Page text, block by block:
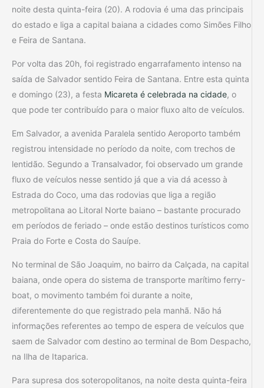
noite desta quinta-feira (20). A rodovia é uma das principais
do estado e liga a capital baiana a cidades como Simões Filho
e Feira de Santana.
Por volta das 20h, foi registrado engarrafamento intenso na
saída de Salvador sentido Feira de Santana. Entre esta quinta
e domingo (23), a festa Micareta é celebrada na cidade, o
que pode ter contribuído para o maior fluxo alto de veículos.
Em Salvador, a avenida Paralela sentido Aeroporto também
registrou intensidade no período da noite, com trechos de
lentidão. Segundo a Transalvador, foi observado um grande
fluxo de veículos nesse sentido já que a via dá acesso à
Estrada do Coco, uma das rodovias que liga a região
metropolitana ao Litoral Norte baiano – bastante procurado
em períodos de feriado – onde estão destinos turísticos como
Praia do Forte e Costa do Sauípe.
No terminal de São Joaquim, no bairro da Calçada, na capital
baiana, onde opera do sistema de transporte marítimo ferry-
boat, o movimento também foi durante a noite,
diferentemente do que registrado pela manhã. Não há
informações referentes ao tempo de espera de veículos que
saem de Salvador com destino ao terminal de Bom Despacho,
na Ilha de Itaparica.
Para supresa dos soteropolitanos, na noite desta quinta-feira